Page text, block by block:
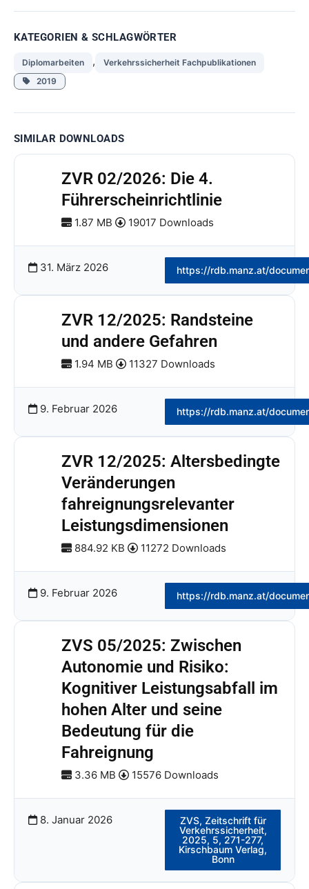
KATEGORIEN & SCHLAGWÖRTER
Diplomarbeiten ,
Verkehrssicherheit Fachpublikationen
2019
SIMILAR DOWNLOADS
ZVR 02/2026: Die 4.
Führerscheinrichtlinie
1.87 MB 19017 Downloads
31. März 2026 https://rdb.manz.at/
ZVR 12/2025: Randsteine
und andere Gefahren
1.94 MB 11327 Downloads
9. Februar 2026 https://rdb.manz.at/
ZVR 12/2025: Altersbedingte
Veränderungen
fahreignungsrelevanter
Leistungsdimensionen
884.92 KB 11272 Downloads
9. Februar 2026 https://rdb.manz.at/
ZVS 05/2025: Zwischen
Autonomie und Risiko:
Kognitiver Leistungsabfall im
hohen Alter und seine
Bedeutung für die
Fahreignung
3.36 MB 15576 Downloads
8. Januar 2026
ZVS, Zeitschrift für
Verkehrssicherheit,
2025, 5, 271-277,
Kirschbaum Verlag,
Bonn